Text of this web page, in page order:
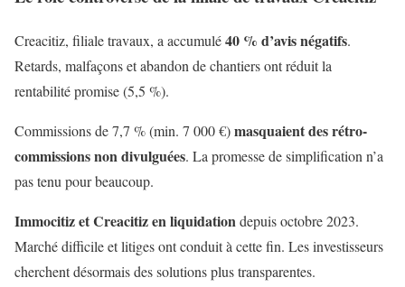
Creacitiz, filiale travaux, a accumulé40 % d’avis négatifs.
Retards, malfaçons et abandon de chantiers ont réduit la
rentabilité promise (5,5 %).
Commissions de 7,7 % (min. 7 000 €)masquaient des rétro-
commissions non divulguées. La promesse de simplification n’a
pas tenu pour beaucoup.
Immocitiz et Creacitiz en liquidationdepuis octobre 2023.
Marché difficile et litiges ont conduit à cette fin. Les investisseurs
cherchent désormais des solutions plus transparentes.